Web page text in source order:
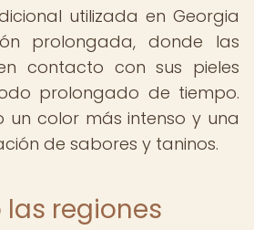
utilizada en Georgia
prolongada, donde las
contacto con sus pieles
prolongado de tiempo.
un color más intenso y una
de sabores y taninos.
las regiones